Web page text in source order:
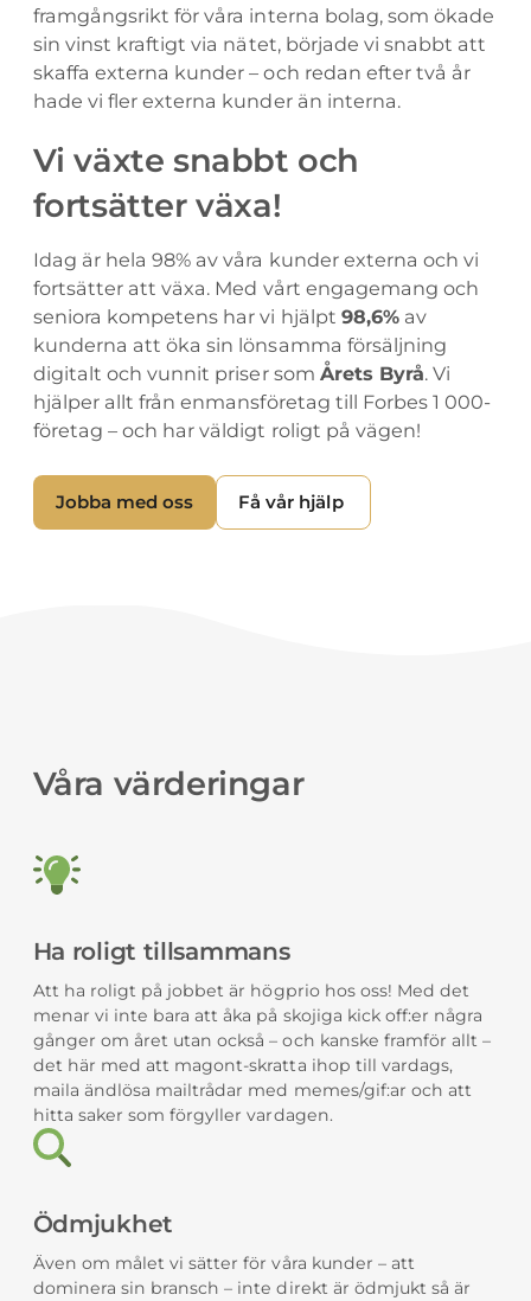
framgångsrikt för våra interna bolag, som ökade
sin vinst kraftigt via nätet, började vi snabbt att
skaffa externa kunder – och redan efter två år
hade vi fler externa kunder än interna.
Vi växte snabbt och
fortsätter växa!
Idag är hela 98% av våra kunder externa och vi
fortsätter att växa. Med vårt engagemang och
seniora kompetens har vi hjälpt 98,6%av
kunderna att öka sin lönsamma försäljning
digitalt och vunnit priser som Årets Byrå. Vi
hjälper allt från enmansföretag till Forbes 1 000-
företag – och har väldigt roligt på vägen!
Jobba med oss Få vår hjälp
Våra värderingar
Ha roligt tillsammans
Att ha roligt på jobbet är högprio hos oss! Med det
menar vi inte bara att åka på skojiga kick off:er några
gånger om året utan också – och kanske framför allt –
det här med att magont-skratta ihop till vardags,
maila ändlösa mailtrådar med memes/gif:ar och att
hitta saker som förgyller vardagen.
Ödmjukhet
Även om målet vi sätter för våra kunder – att
dominera sin bransch – inte direkt är ödmjukt så är